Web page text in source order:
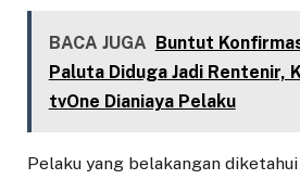
BACA JUGA Buntut
Paluta Diduga Jadi Rentenir,
tvOne Dianiaya Pelaku
Pelaku yang belakangan